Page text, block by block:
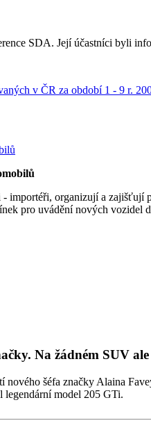
SDA. Její účastníci byli
v ČR za období 1 - 9 r.
importéři, organizují a
pro uvádění nových
Na žádném SUV
šéfa značky Alaina
legendární model 205 GTi.